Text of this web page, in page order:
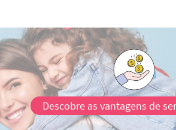
Descobre as vantagens de